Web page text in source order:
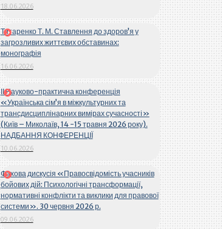
18.06.2026
Титаренко Т. М. Ставлення до здоров’я у
загрозливих життєвих обставинах:
монографія
16.06.2026
ІІ Науково-практична конференція
«Українська сім’я в міжкультурних та
трансдисциплінарних вимірах сучасності»
(Київ – Миколаїв, 14 -15 травня 2026 року).
НАДБАННЯ КОНФЕРЕНЦІЇ
10.06.2026
Фахова дискусія «Правосвідомість учасників
бойових дій: Психологічні трансформації,
нормативні конфлікти та виклики для правової
системи». 30 червня 2026 р.
09.06.2026